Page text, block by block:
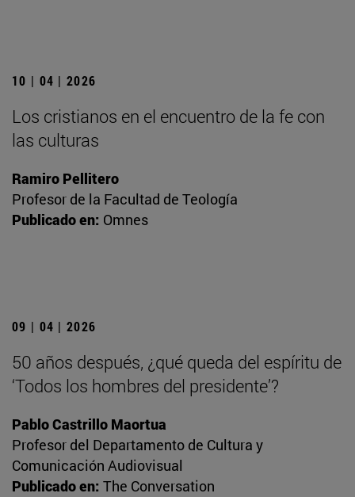
10 | 04 | 2026
Los cristianos en el encuentro de la fe con
las culturas
Ramiro Pellitero
Profesor de la Facultad de Teología
Publicado en: Omnes
09 | 04 | 2026
50 años después, ¿qué queda del espíritu de
‘Todos los hombres del presidente’?
Pablo Castrillo Maortua
Profesor del Departamento de Cultura y
Comunicación Audiovisual
Publicado en: The Conversation